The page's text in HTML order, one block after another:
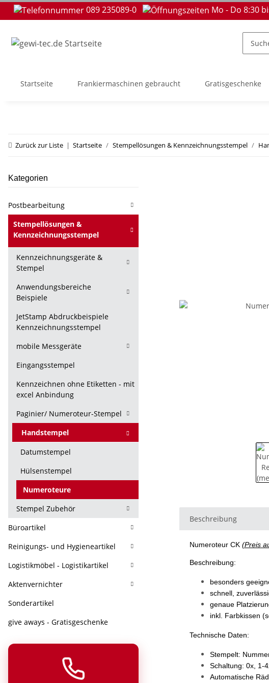
089 235089-0 Mo - Do 8:30
Startseite Frankiermaschinen gebraucht Gratisgeschenke
Zurück zur Liste Startseite Stempellösungen & Kennzeichnungsstempel
Beschreibung
Numeroteur CK (Preis
Beschreibung:
besonders
schnell,
genaue
inkl. Farbkissen
Technische Daten:
Stempelt:
Schaltung: 0x, 1-
Automatische
Kategorien
Postbearbeitung
Stempellösungen &
Kennzeichnungsstempel
Kennzeichnungsgeräte &
Stempel
Anwendungsbereiche
Beispiele
JetStamp Abdruckbeispiele
Kennzeichnungsstempel
mobile Messgeräte
Eingangsstempel
Kennzeichnen ohne Etiketten - mit
excel Anbindung
Paginier/ Numeroteur-Stempel
Handstempel
Datumstempel
Hülsenstempel
Numeroteure
Stempel Zubehör
Büroartikel
Reinigungs- und Hygieneartikel
Logistikmöbel - Logistikartikel
Aktenvernichter
Sonderartikel
give aways - Gratisgeschenke